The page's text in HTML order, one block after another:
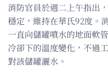
消防官員於週二上午指出
穩定，維持在華氏92度。
一直向儲罐噴水的地面軟
冷卻下的溫度變化，不過
對該儲罐灑水。